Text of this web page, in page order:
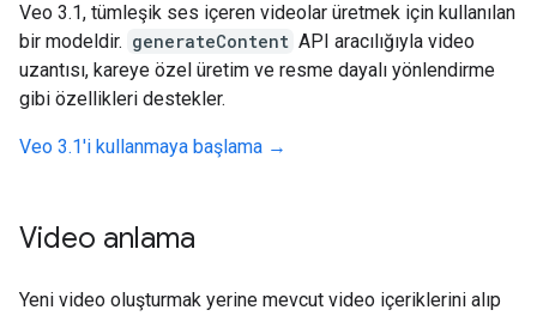
Veo 3.1, tümleşik ses içeren videolar üretmek için kullanılan
bir modeldir. generateContent API aracılığıyla video
uzantısı, kareye özel üretim ve resme dayalı yönlendirme
gibi özellikleri destekler.
Veo 3.1'i kullanmaya başlama →
Video anlama
Yeni video oluşturmak yerine mevcut video içeriklerini alıp